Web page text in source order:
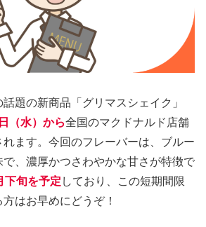
題の新商品「グリマスシェイク」
（水）から全国のマクドナルド店舗
ます。今回のフレーバーは、ブルー
、濃厚かつさわやかな甘さが特徴で
下旬を予定 しており、この短期間限
はお早めにどうぞ！